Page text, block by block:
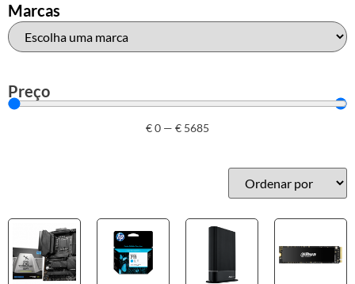
Colunas de Som
Hubs
Mais acessórios USB
HP
Outros acessórios de informática
Marcas
Preço
€0 — € 5685